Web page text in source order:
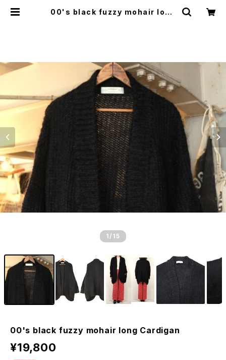
00's black fuzzy mohair long
1 /15
00's black fuzzy mohair long Cardigan
¥19,800